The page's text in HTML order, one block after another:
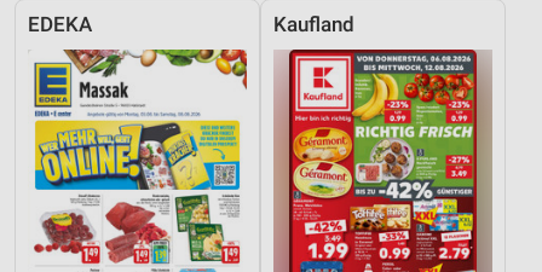
EDEKA Kaufland